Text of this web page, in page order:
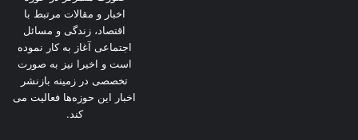
اخبار و مقالات مرتبط با
اقتصاد، زندگی و مسائل
اجتماعی آغاز به کار نموده
است و اخیرا نیز به صورت
تخصصی در زمینه بازنشر
اخبار این حوزه‌ها فعالیت می
کند.